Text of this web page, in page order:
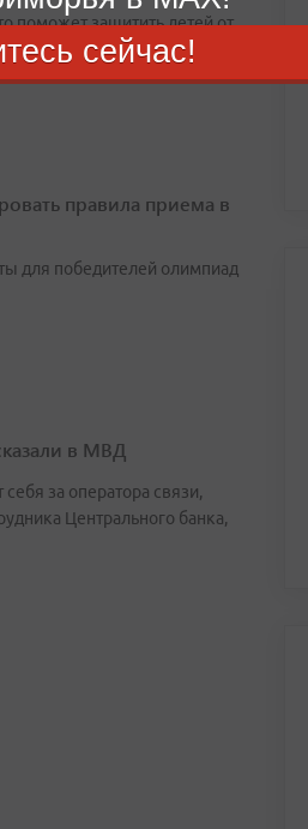
поможет защитить детей от
правила приема в
для победителей олимпиад
в МВД
за оператора связи,
Центрального банка,
сейчас!